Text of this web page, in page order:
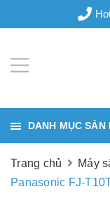
DANH MỤC SẢN
Trang chủ Máy
Panasonic FJ-